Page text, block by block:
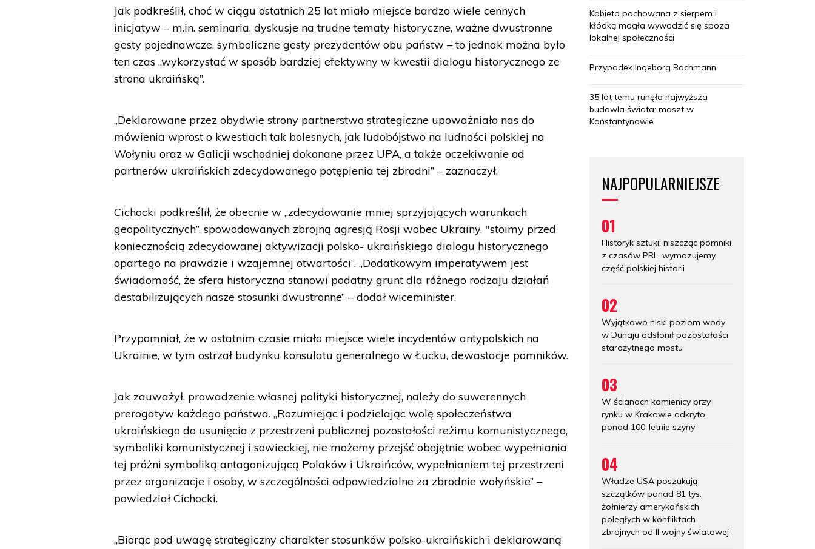
Jak podkreślił, choć w ciągu ostatnich 25 lat miało miejsce bardzo wiele cennych
inicjatyw – m.in. seminaria, dyskusje na trudne tematy historyczne, ważne dwustronne
gesty pojednawcze, symboliczne gesty prezydentów obu państw – to jednak można było
ten czas „wykorzystać w sposób bardziej efektywny w kwestii dialogu historycznego ze
strona ukraińską”.
„Deklarowane przez obydwie strony partnerstwo strategiczne upoważniało nas do
mówienia wprost o kwestiach tak bolesnych, jak ludobójstwo na ludności polskiej na
Wołyniu oraz w Galicji wschodniej dokonane przez UPA, a także oczekiwanie od
partnerów ukraińskich zdecydowanego potępienia tej zbrodni” – zaznaczył.
Cichocki podkreślił, że obecnie w „zdecydowanie mniej sprzyjających warunkach
geopolitycznych”, spowodowanych zbrojną agresją Rosji wobec Ukrainy, "stoimy przed
koniecznością zdecydowanej aktywizacji polsko- ukraińskiego dialogu historycznego
opartego na prawdzie i wzajemnej otwartości”. „Dodatkowym imperatywem jest
świadomość, że sfera historyczna stanowi podatny grunt dla różnego rodzaju działań
destabilizujących nasze stosunki dwustronne” – dodał wiceminister.
Przypomniał, że w ostatnim czasie miało miejsce wiele incydentów antypolskich na
Ukrainie, w tym ostrzał budynku konsulatu generalnego w Łucku, dewastacje pomników.
Jak zauważył, prowadzenie własnej polityki historycznej, należy do suwerennych
prerogatyw każdego państwa. „Rozumiejąc i podzielając wolę społeczeństwa
ukraińskiego do usunięcia z przestrzeni publicznej pozostałości reżimu komunistycznego,
symboliki komunistycznej i sowieckiej, nie możemy przejść obojętnie wobec wypełniania
tej próżni symboliką antagonizującą Polaków i Ukraińców, wypełnianiem tej przestrzeni
przez organizacje i osoby, w szczególności odpowiedzialne za zbrodnie wołyńskie” –
powiedział Cichocki.
„Biorąc pod uwagę strategiczny charakter stosunków polsko-ukraińskich i deklarowaną
Kobieta pochowana z sierpem i
kłódką mogła wywodzić się spoza
lokalnej społeczności
Przypadek Ingeborg Bachmann
35 lat temu runęła najwyższa
budowla świata: maszt w
Konstantynowie
NAJPOPULARNIEJSZE
01
Historyk sztuki: niszcząc pomniki
z czasów PRL, wymazujemy
część polskiej historii
02
Wyjątkowo niski poziom wody
w Dunaju odsłonił pozostałości
starożytnego mostu
03
W ścianach kamienicy przy
rynku w Krakowie odkryto
ponad 100-letnie szyny
04
Władze USA poszukują
szczątków ponad 81 tys.
żołnierzy amerykańskich
poległych w konfliktach
zbrojnych od II wojny światowej